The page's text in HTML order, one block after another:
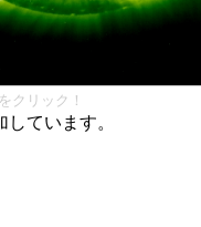
クリック！
ています。